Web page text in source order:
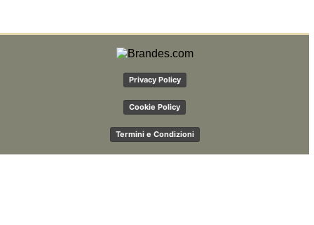
Privacy Policy
Cookie Policy
Termini e Condizioni